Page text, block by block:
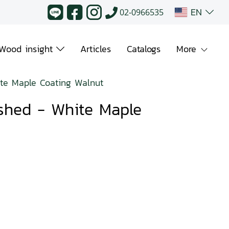
02-0966535 EN
insight Articles Catalogs More
Maple Coating Walnut
- White Maple